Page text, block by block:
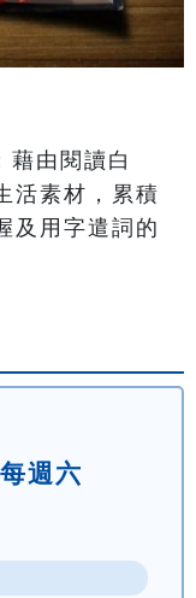
由閱讀白
活素材，累積
及用字遣詞的
週六